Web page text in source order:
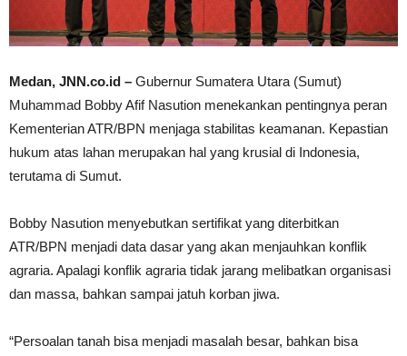
Medan, JNN.co.id – Gubernur Sumatera Utara (Sumut)
Muhammad Bobby Afif Nasution menekankan pentingnya peran
Kementerian ATR/BPN menjaga stabilitas keamanan. Kepastian
hukum atas lahan merupakan hal yang krusial di Indonesia,
terutama di Sumut.
Bobby Nasution menyebutkan sertifikat yang diterbitkan
ATR/BPN menjadi data dasar yang akan menjauhkan konflik
agraria. Apalagi konflik agraria tidak jarang melibatkan organisasi
dan massa, bahkan sampai jatuh korban jiwa.
“Persoalan tanah bisa menjadi masalah besar, bahkan bisa